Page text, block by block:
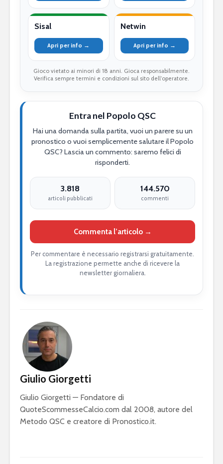
Sisal
Apri per info →
Netwin
Apri per info →
Gioco vietato ai minori di 18 anni. Gioca responsabilmente.
Verifica sempre termini e condizioni sul sito dell’operatore.
Entra nel Popolo QSC
Hai una domanda sulla partita, vuoi un parere su un
pronostico o vuoi semplicemente salutare il Popolo
QSC? Lascia un commento: saremo felici di
risponderti.
3.818
articoli pubblicati
144.570
commenti
Commenta l’articolo →
Per commentare è necessario registrarsi gratuitamente.
La registrazione permette anche di ricevere la
newsletter giornaliera.
Giulio Giorgetti
Giulio Giorgetti — Fondatore di
QuoteScommesseCalcio.com dal 2008, autore del
Metodo QSC e creatore di Pronostico.it.